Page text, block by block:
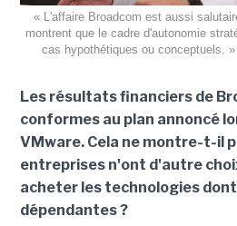
« L'affaire Broadcom est aussi
montrent que le cadre d'autonomie
cas hypothétiques ou conceptuels.
Les résultats financiers de
conformes au plan annoncé
VMware. Cela ne montre-t-il
entreprises n'ont d'autre
acheter les technologies
dépendantes ?